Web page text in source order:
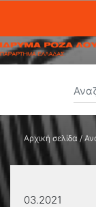
Αρχική σελίδα /
03.2021